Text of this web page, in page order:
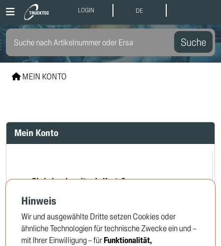
LOGIN DE
Suche
MEIN KONTO
Mein Konto
Sie haben bereits ein Konto?
Hinweis
Wir und ausgewählte Dritte setzen Cookies oder
ähnliche Technologien für technische Zwecke ein und –
mit Ihrer Einwilligung – fürFunktionalität,